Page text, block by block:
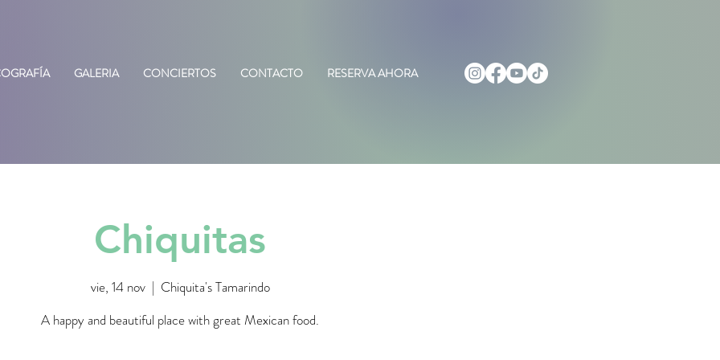
GALERIA CONCIERTOS CONTACTO RESERVA AHORA
Chiquitas
vie, 14 nov
  |
Chiquita's Tamarindo
A happy and beautiful place with great Mexican food.